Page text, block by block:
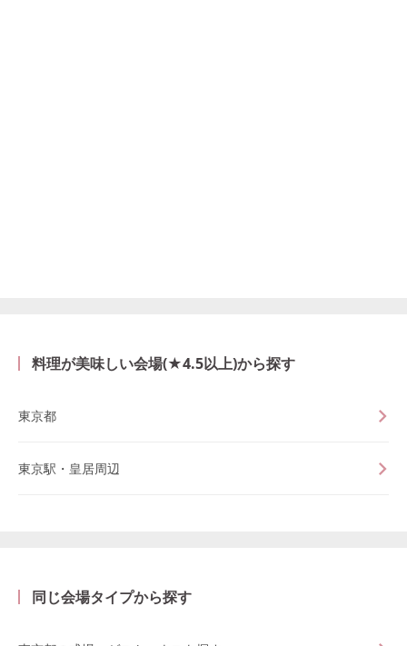
料理が美味しい会場(★4.5以上)から探す
東京都
東京駅・皇居周辺
同じ会場タイプから探す